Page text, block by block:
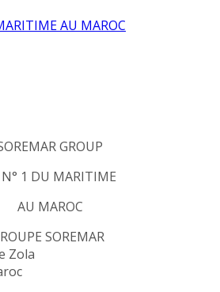
GROUP
N° 1 DU MARITIME
AU MAROC
SOREMAR
Zola